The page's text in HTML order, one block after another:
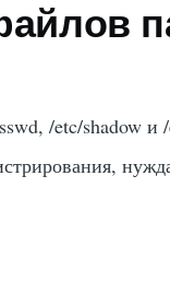
/etc/shadow и